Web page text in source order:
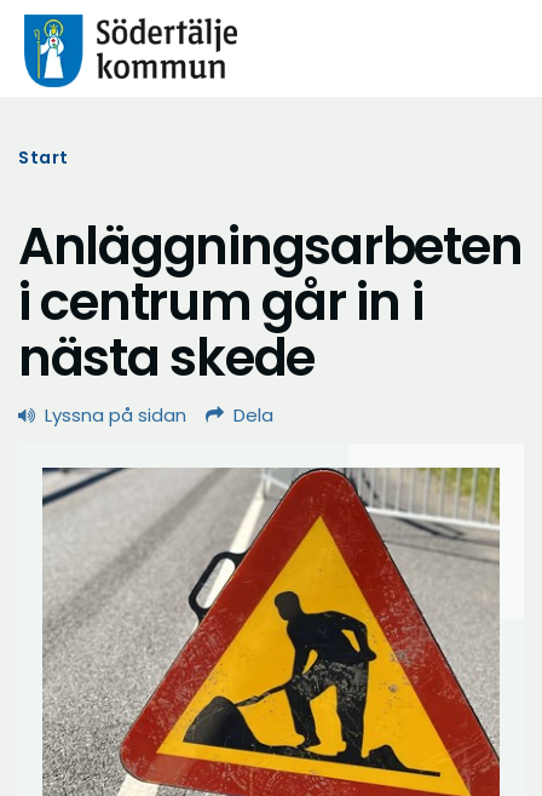
Start
Anläggningsarbeten
i centrum går in i
nästa skede
Lyssna på sidan Dela